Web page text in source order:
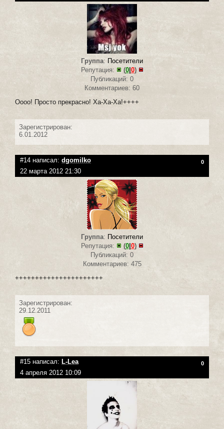
Группа: Посетители
Репутация:
(0|0)
Публикаций: 0
Комментариев: 60
Оооо! Просто прекрасно! Ха-Ха-Ха!++++
Зарегистрирован:
6.01.2012
#14 написал: dgomilko 0
22 марта 2012 21:30
Группа: Посетители
Репутация:
(0|0)
Публикаций: 0
Комментариев: 475
++++++++++++++++++++++
Зарегистрирован:
29.12.2011
#15 написал: L-Lea 0
4 апреля 2012 10:09